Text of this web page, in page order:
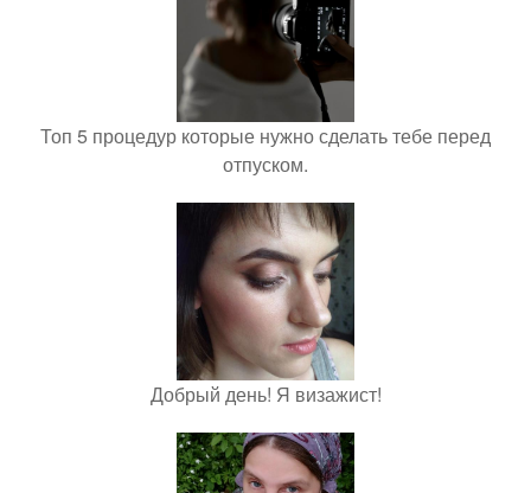
Топ 5 процедур которые нужно сделать тебе перед
отпуском.
Добрый день! Я визажист!